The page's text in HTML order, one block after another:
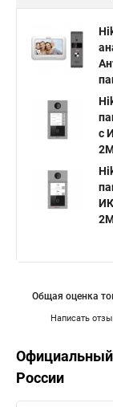
с
Написать
Общая оценка
России